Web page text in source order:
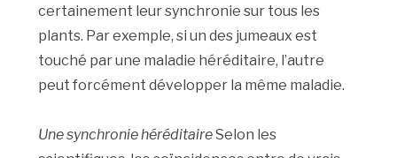
certainement leur synchronie sur tous les
plants. Par exemple, si un des jumeaux est
touché par une maladie héréditaire, l’autre
peut forcément développer la même maladie.
Une synchronie héréditaireSelon les